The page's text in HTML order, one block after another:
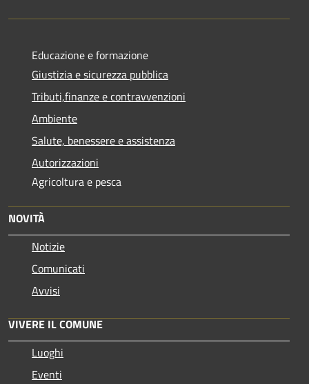
Educazione e formazione
Giustizia e sicurezza pubblica
Tributi,finanze e contravvenzioni
Ambiente
Salute, benessere e assistenza
Autorizzazioni
Agricoltura e pesca
NOVITÀ
Notizie
Comunicati
Avvisi
VIVERE IL COMUNE
Luoghi
Eventi